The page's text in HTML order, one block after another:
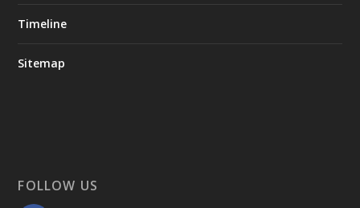
Timeline
Sitemap
FOLLOW US